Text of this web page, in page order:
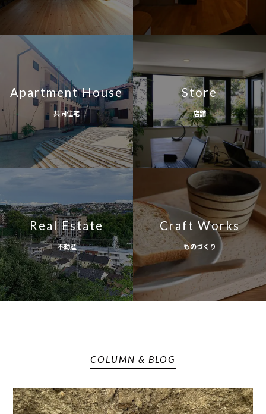
Apartment House
共同住宅
Store
店舗
Real Estate
不動産
Craft Works
ものづくり
COLUMN & BLOG